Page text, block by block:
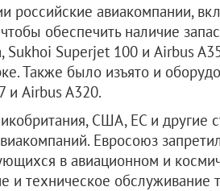
российские авиакомпании,
обеспечить наличие
Sukhoi Superjet 100 и Airbus
Также было изъято и
и Airbus A320.
США, ЕС и другие
Евросоюз
в авиационном и
и техническое обслуживание